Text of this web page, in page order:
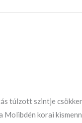
túlzott szintje
Molibdén korai